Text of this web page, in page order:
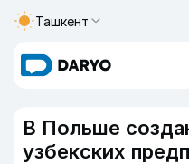
Ташкент
В Польше
узбекских